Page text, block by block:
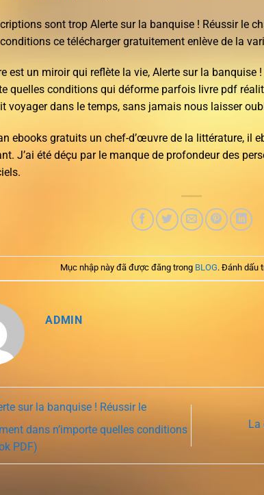
sont trop Alerte sur la banquise ! Réussir le
ce télécharger gratuitement enlève de la
est un miroir qui reflète la vie, Alerte sur la banquise
quelles conditions qui déforme parfois livre pdf
voyager dans le temps, sans jamais nous laisser
ebooks gratuits un chef-d’œuvre de la littérature, il
J’ai été déçu par le manque de profondeur des
Mục nhập này đã được đăng trong BLOG. Đánh dấu
ADMIN
sur la banquise ! Réussir le
dans n’importe quelles conditions
PDF)
La